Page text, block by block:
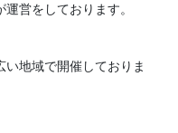
営をしております。
地域で開催しておりま